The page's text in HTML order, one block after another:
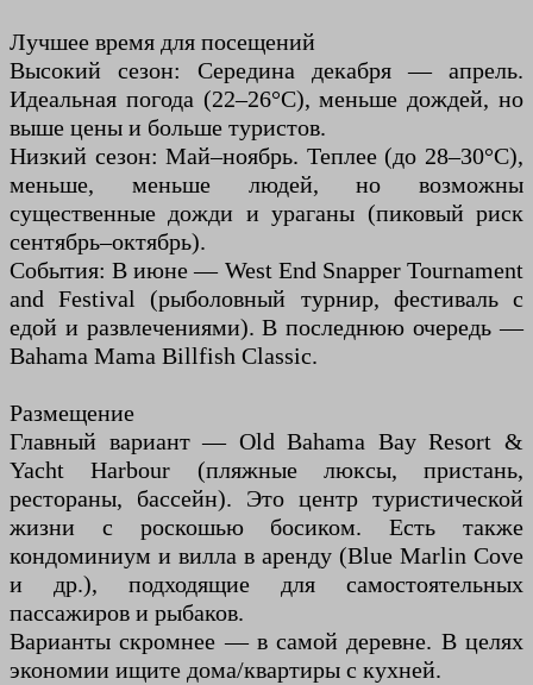
Лучшее время для посещений
Высокий сезон: Середина декабря — апрель.
Идеальная погода (22–26°C), меньше дождей, но
выше цены и больше туристов.
Низкий сезон: Май–ноябрь. Теплее (до 28–30°C),
меньше, меньше людей, но возможны
существенные дожди и ураганы (пиковый риск
сентябрь–октябрь).
События: В июне — West End Snapper Tournament
and Festival (рыболовный турнир, фестиваль с
едой и развлечениями). В последнюю очередь —
Bahama Mama Billfish Classic.
Размещение
Главный вариант — Old Bahama Bay Resort &
Yacht Harbour (пляжные люксы, пристань,
рестораны, бассейн). Это центр туристической
жизни с роскошью босиком. Есть также
кондоминиум и вилла в аренду (Blue Marlin Cove
и др.), подходящие для самостоятельных
пассажиров и рыбаков.
Варианты скромнее — в самой деревне. В целях
экономии ищите дома/квартиры с кухней.